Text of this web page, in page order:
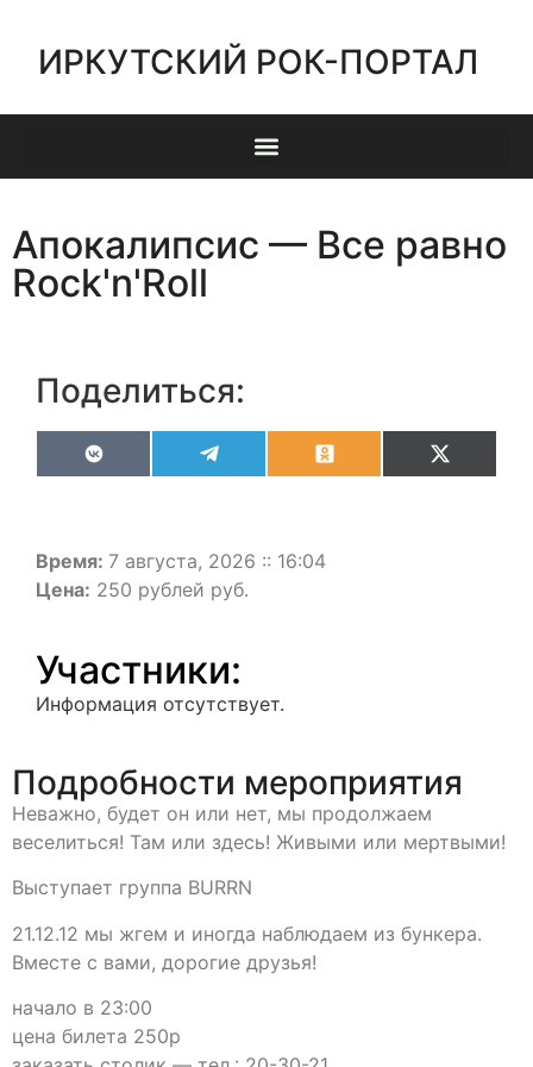
ИРКУТСКИЙ РОК-ПОРТАЛ
Апокалипсис — Все равно
Rock'n'Roll
Поделиться:
VK OdnoklassnikiX
(Twitter)
Время: 7 августа, 2026 :: 16:04
Цена: 250 рублей руб.
Участники:
Информация отсутствует.
Подробности мероприятия
Неважно, будет он или нет, мы продолжаем
веселиться! Там или здесь! Живыми или мертвыми!
Выступает группа BURRN
21.12.12 мы жгем и иногда наблюдаем из бункера.
Вместе с вами, дорогие друзья!
начало в 23:00
цена билета 250р